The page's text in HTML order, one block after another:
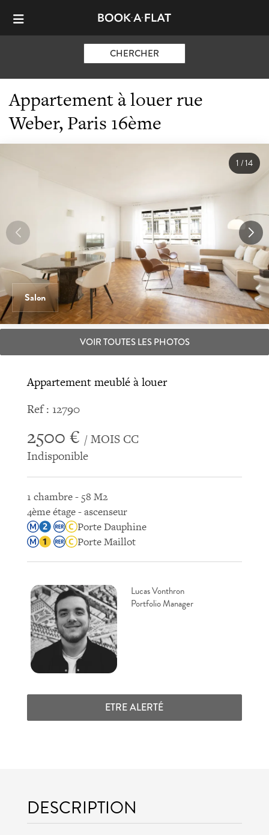
CHERCHER
Appartement à louer rue
Weber, Paris 16ème
Salon
1 /14
VOIR TOUTES LES PHOTOS
Appartement meublé à louer
Ref : 12790
2500 € / MOIS CC
Indisponible
1 chambre - 58 M2
4ème étage - ascenseur
Porte Dauphine
Porte Maillot
Lucas Vonthron
Portfolio Manager
ETRE ALERTÉ
DESCRIPTION